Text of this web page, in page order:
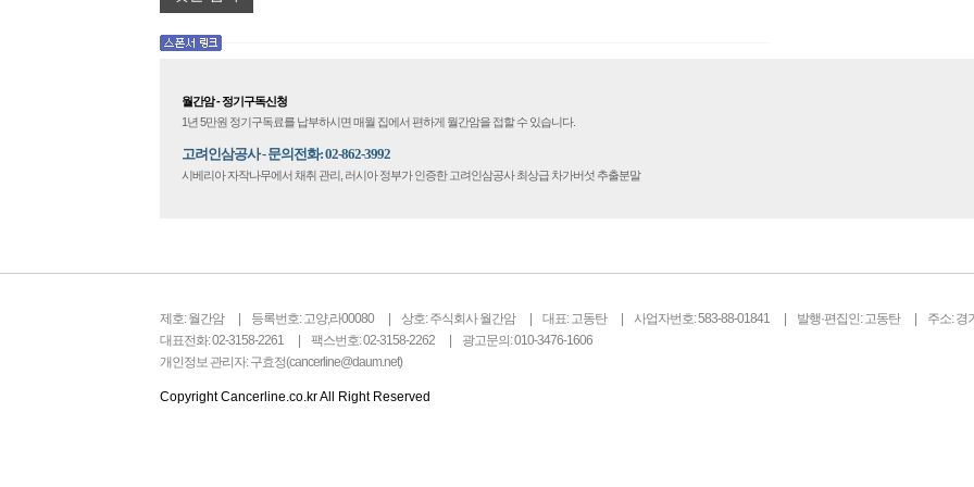
월간암 - 정기구독신청
1년 5만원 정기구독료를 납부하시면 매월 집에서 편하게 월간암을 접할 수 있습니다.
고려인삼공사 - 문의전화: 02-862-3992
시베리아 자작나무에서 채취 관리, 러시아 정부가 인증한 고려인삼공사 최상급 차가버섯 추출분말
제호: 월간암 등록번호: 고양,라00080 상호: 주식회사 월간암 대표: 고동탄 사업자번호: 583-88-01841 발행·편집인: 고동탄
주소: 경
대표전화: 02-3158-2261
팩스번호: 02-3158-2262
광고문의: 010-3476-1606
개인정보 관리자: 구효정(cancerline@daum.net)
Copyright Cancerline.co.kr All Right Reserved